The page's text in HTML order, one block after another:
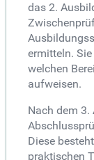
das 2.
ermitteln.
welchen
aufweisen.
Nach dem 3.
Diese
praktischen